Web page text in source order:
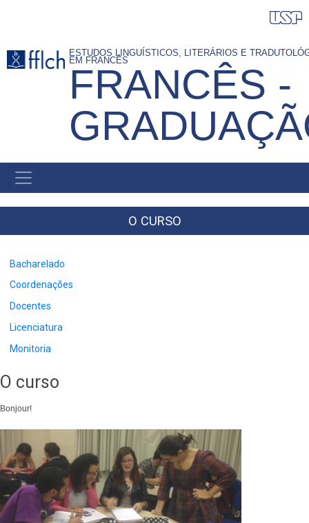
conteúdo
ESTUDOS LINGUÍSTICOS, LITERÁRIOS E
EM FRANCÊS
FRANCÊS -
NAVEGAÇÃO
PRINCIPAL
O CURSO
Bacharelado
Coordenações
Docentes
Licenciatura
Monitoria
O curso
Bonjour!